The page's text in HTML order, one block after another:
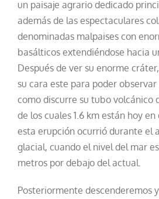
un paisaje agrario dedicado
además de las espectaculares
denominadas malpaises con
basálticos extendiéndose hacia
Después de ver su enorme
su cara este para poder
como discurre su tubo volcánico
de los cuales 1.6 km están hoy
esta erupción ocurrió durante el
glacial, cuando el nivel del mar
metros por debajo del actual.
Posteriormente descenderemos